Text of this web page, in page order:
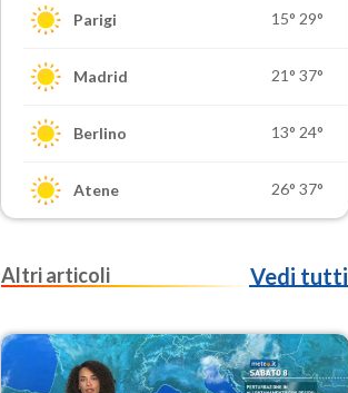
Parigi 15° 29°
Madrid 21° 37°
Berlino 13° 24°
Atene 26° 37°
Altri articoli Vedi tutti